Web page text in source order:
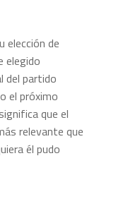
elección de
elegido
del partido
el próximo
que el
relevante que
él pudo